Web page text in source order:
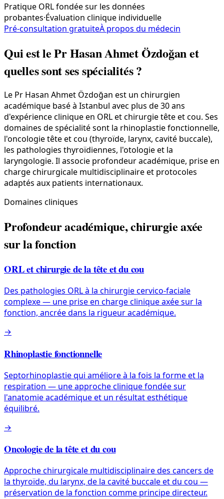
Pratique ORL fondée sur les données
probantes·Évaluation clinique individuelle
Pré-consultation gratuiteÀ propos du médecin
Qui est le Pr Hasan Ahmet Özdoğan et
quelles sont ses spécialités ?
Le Pr Hasan Ahmet Özdoğan est un chirurgien
académique basé à Istanbul avec plus de 30 ans
d'expérience clinique en ORL et chirurgie tête et cou. Ses
domaines de spécialité sont la rhinoplastie fonctionnelle,
l'oncologie tête et cou (thyroïde, larynx, cavité buccale),
les pathologies thyroïdiennes, l'otologie et la
laryngologie. Il associe profondeur académique, prise en
charge chirurgicale multidisciplinaire et protocoles
adaptés aux patients internationaux.
Domaines cliniques
Profondeur académique, chirurgie axée
sur la fonction
ORL et chirurgie de la tête et du cou
Des pathologies ORL à la chirurgie cervico-faciale
complexe — une prise en charge clinique axée sur la
fonction, ancrée dans la rigueur académique.
→
Rhinoplastie fonctionnelle
Septorhinoplastie qui améliore à la fois la forme et la
respiration — une approche clinique fondée sur
l'anatomie académique et un résultat esthétique
équilibré.
→
Oncologie de la tête et du cou
Approche chirurgicale multidisciplinaire des cancers de
la thyroïde, du larynx, de la cavité buccale et du cou —
préservation de la fonction comme principe directeur.